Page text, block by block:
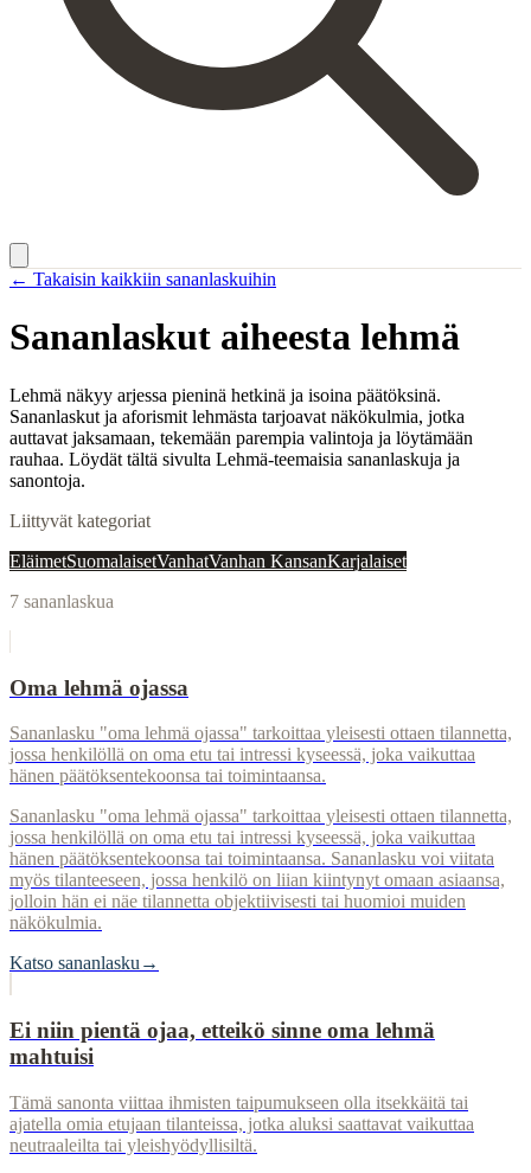
← Takaisin kaikkiin sananlaskuihin
Sananlaskut aiheesta lehmä
Lehmä näkyy arjessa pieninä hetkinä ja isoina päätöksinä.
Sananlaskut ja aforismit lehmästa tarjoavat näkökulmia, jotka
auttavat jaksamaan, tekemään parempia valintoja ja löytämään
rauhaa. Löydät tältä sivulta Lehmä-teemaisia sananlaskuja ja
sanontoja.
Liittyvät kategoriat
EläimetSuomalaisetVanhatVanhan KansanKarjalaiset
7 sananlaskua
Oma lehmä ojassa
Sananlasku "oma lehmä ojassa" tarkoittaa yleisesti ottaen tilannetta,
jossa henkilöllä on oma etu tai intressi kyseessä, joka vaikuttaa
hänen päätöksentekoonsa tai toimintaansa.
Sananlasku "oma lehmä ojassa" tarkoittaa yleisesti ottaen tilannetta,
jossa henkilöllä on oma etu tai intressi kyseessä, joka vaikuttaa
hänen päätöksentekoonsa tai toimintaansa. Sananlasku voi viitata
myös tilanteeseen, jossa henkilö on liian kiintynyt omaan asiaansa,
jolloin hän ei näe tilannetta objektiivisesti tai huomioi muiden
näkökulmia.
Katso sananlasku →
Ei niin pientä ojaa, etteikö sinne oma lehmä
mahtuisi
Tämä sanonta viittaa ihmisten taipumukseen olla itsekkäitä tai
ajatella omia etujaan tilanteissa, jotka aluksi saattavat vaikuttaa
neutraaleilta tai yleishyödyllisiltä.